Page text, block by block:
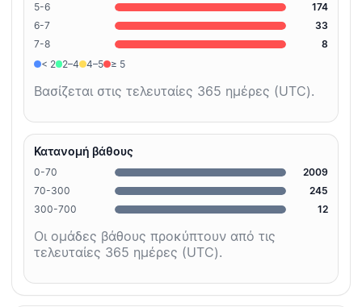
5-6
174
6-7
33
7-8
8
< 2
2–4 4–5 ≥ 5
Βασίζεται στις τελευταίες 365 ημέρες (UTC).
Κατανομή βάθους
0-70
2009
70-300
245
300-700
12
Οι ομάδες βάθους προκύπτουν από τις
τελευταίες 365 ημέρες (UTC).